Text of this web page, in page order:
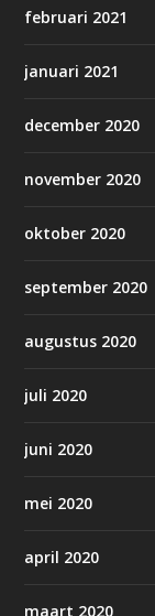
februari 2021
januari 2021
december 2020
november 2020
oktober 2020
september 2020
augustus 2020
juli 2020
juni 2020
mei 2020
april 2020
maart 2020